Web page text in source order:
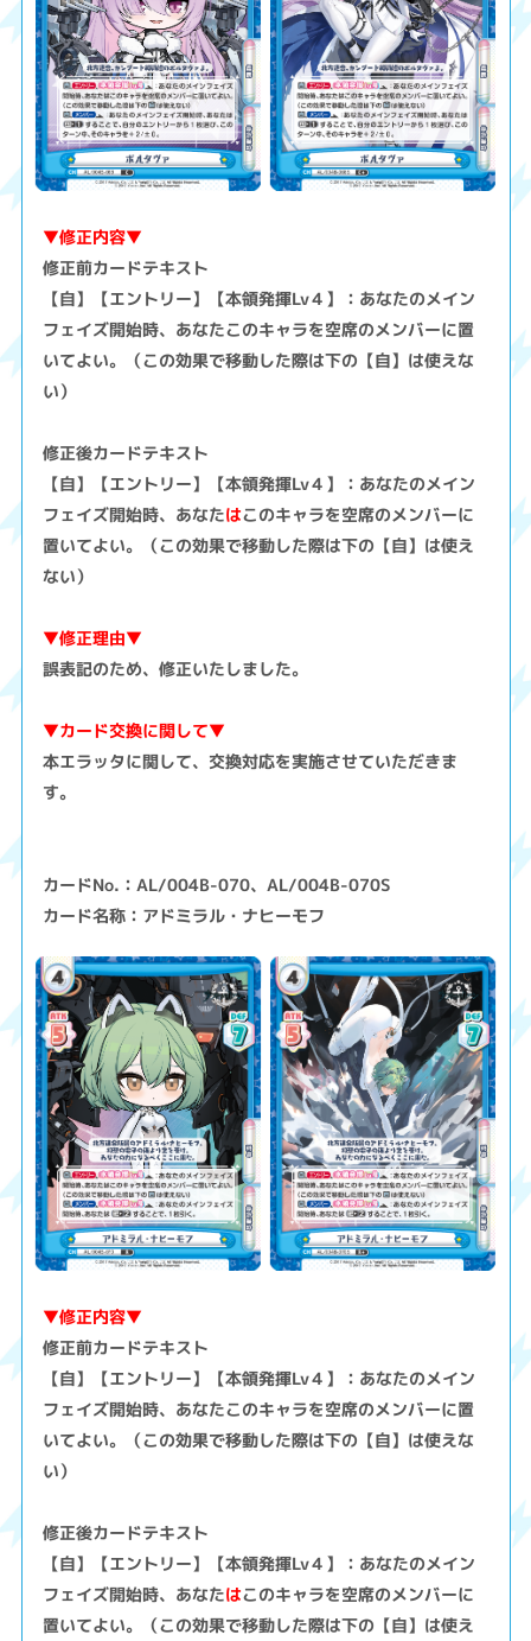
▼修正内容▼
修正前カードテキスト
【自】【エントリー】【本領発揮Lv４】：あなたのメイン
フェイズ開始時、あなたこのキャラを空席のメンバーに置
いてよい。（この効果で移動した際は下の【自】は使えな
い）
修正後カードテキスト
【自】【エントリー】【本領発揮Lv４】：あなたのメイン
フェイズ開始時、あなたはこのキャラを空席のメンバーに
置いてよい。（この効果で移動した際は下の【自】は使え
ない）
▼修正理由▼
誤表記のため、修正いたしました。
▼カード交換に関して▼
本エラッタに関して、交換対応を実施させていただきま
す。
カードNo.：AL/004B-070、AL/004B-070S
カード名称：アドミラル・ナヒーモフ
▼修正内容▼
修正前カードテキスト
【自】【エントリー】【本領発揮Lv４】：あなたのメイン
フェイズ開始時、あなたこのキャラを空席のメンバーに置
いてよい。（この効果で移動した際は下の【自】は使えな
い）
修正後カードテキスト
【自】【エントリー】【本領発揮Lv４】：あなたのメイン
フェイズ開始時、あなたはこのキャラを空席のメンバーに
置いてよい。（この効果で移動した際は下の【自】は使え